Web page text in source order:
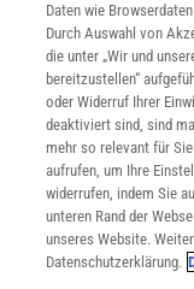
INFO
Mediadaten
Datenschutz
Cookie-
Utiq verwalten
Nutzungsbasierte
Alle Artikel
Impressum
Daten wie
Durch Auswahl von
die unter „Wir und
bereitzustellen“
oder Widerruf Ihrer
deaktiviert sind, sind
mehr so relevant für
aufrufen, um Ihre
widerrufen, indem Sie
unteren Rand der
unseres Website.
Datenschutzerklärung.